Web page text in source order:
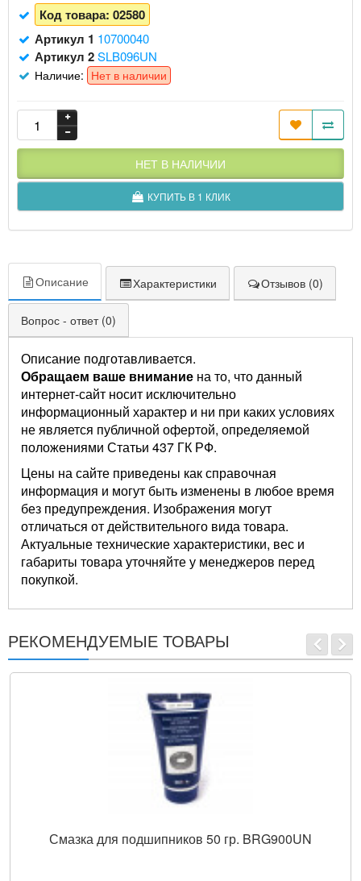
Код товара: 02580
Артикул 1 10700040
Артикул 2SLB096UN
Наличие: Нет в наличии
НЕТ В НАЛИЧИИ
КУПИТЬ В 1 КЛИК
Описание Характеристики Отзывов (0)
Вопрос - ответ (0)
Описание подготавливается.
Обращаем ваше внимание на то, что данный
интернет-сайт носит исключительно
информационный характер и ни при каких условиях
не является публичной офертой, определяемой
положениями Статьи 437 ГК РФ.
Цены на сайте приведены как справочная
информация и могут быть изменены в любое время
без предупреждения. Изображения могут
отличаться от действительного вида товара.
Актуальные технические характеристики, вес и
габариты товара уточняйте у менеджеров перед
покупкой.
РЕКОМЕНДУЕМЫЕ ТОВАРЫ
Смазка для подшипников 50 гр. BRG900UN